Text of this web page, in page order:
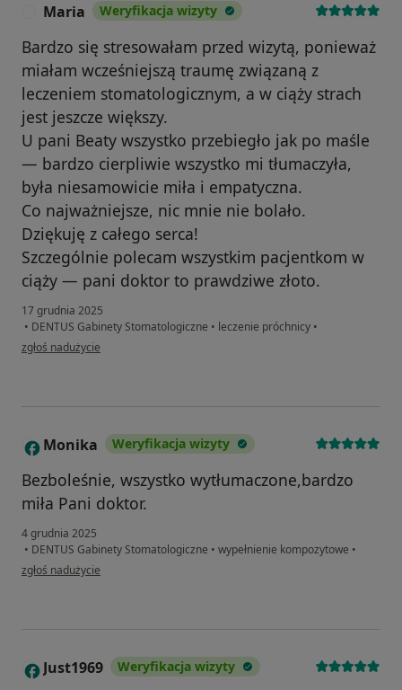
Maria Weryfikacja wizyty
Bardzo się stresowałam przed wizytą, ponieważ
miałam wcześniejszą traumę związaną z
leczeniem stomatologicznym, a w ciąży strach
jest jeszcze większy.
U pani Beaty wszystko przebiegło jak po maśle
— bardzo cierpliwie wszystko mi tłumaczyła,
była niesamowicie miła i empatyczna.
Co najważniejsze, nic mnie nie bolało.
Dziękuję z całego serca!
Szczególnie polecam wszystkim pacjentkom w
ciąży — pani doktor to prawdziwe złoto.
17 grudnia 2025
• DENTUS Gabinety Stomatologiczne • leczenie próchnicy •
w opinii użytkownika Maria
zgłoś nadużycie
M Monika Weryfikacja wizyty
Bezboleśnie, wszystko wytłumaczone,bardzo
miła Pani doktor.
4 grudnia 2025
• DENTUS Gabinety Stomatologiczne • wypełnienie kompozytowe •
w opinii użytkownika Monika
zgłoś nadużycie
J Just1969 Weryfikacja wizyty